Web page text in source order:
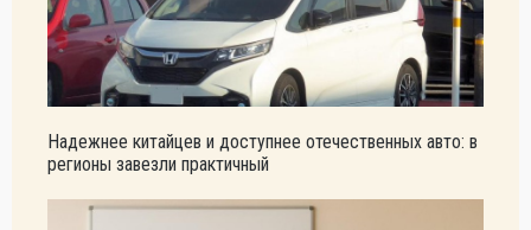
Надежнее китайцев и доступнее отечественных авто: в
регионы завезли практичный